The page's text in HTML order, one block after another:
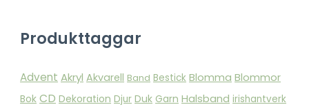
Produkttaggar
Advent Akryl Akvarell Band Bestick Blomma Blommor
Bok CD Dekoration Djur Duk Garn Halsband irishantverk